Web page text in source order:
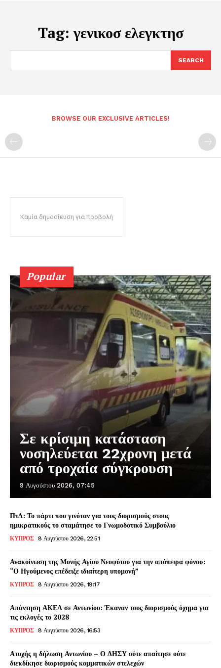
Tag:γενικοσ ελεγκτησ
SEARCH
BROWSE OUR EXCLUSIVE ARTICLES!
Καμία δημοσίευση για προβολή
Popular
Σε κρίσιμη κατάσταση
νοσηλεύεται 22χρονη μετά
από τροχαία σύγκρουση
9 Αυγούστου 2026, 07:45
ΠτΔ: Το πάρτι που γινόταν για τους διορισμούς στους
ημικρατικούς το σταμάτησε το Γνωμοδοτικό Συμβούλιο
ΚΥΠΡΟΣ 8 Αυγούστου 2026, 22:51
Ανακοίνωση της Μονής Αγίου Νεοφύτου για την απόπειρα φόνου:
“Ο Ηγούμενος επέδειξε ιδιαίτερη υπομονή”
ΚΥΠΡΟΣ 8 Αυγούστου 2026, 19:17
Απάντηση ΑΚΕΛ σε Αντωνίου: Έκαναν τους διορισμούς όχημα για
τις εκλογές το 2028
ΚΥΠΡΟΣ 8 Αυγούστου 2026, 16:53
Ατυχής η δήλωση Αντωνίου – Ο ΔΗΣΥ ούτε απαίτησε ούτε
διεκδίκησε διορισμούς κομματικών στελεχών